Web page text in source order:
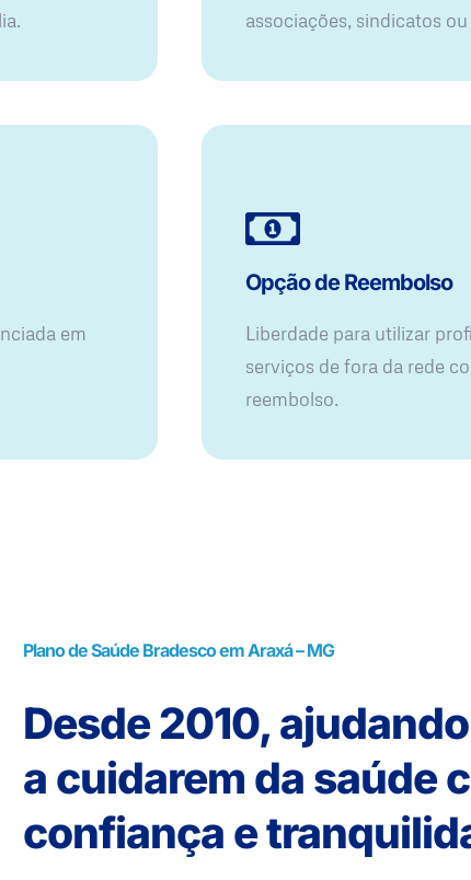
associações, sindicatos
em
Opção de Reembolso
Liberdade para utilizar
serviços de fora da rede
reembolso.
Plano de Saúde Bradesco em Araxá – MG
Desde 2010,
a cuidarem da saúde
confiança e